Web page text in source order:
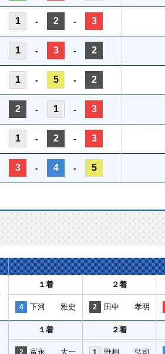
1 - 2 - 3
1 - 3 - 2
1 - 5 - 2
2 - 1 - 3
1 - 2 - 3
3 - 4 - 5
１着 ２着
4 下河 雅史 2 田中 孝明
１着 ２着
2 富永 大一 1 野相 弘司